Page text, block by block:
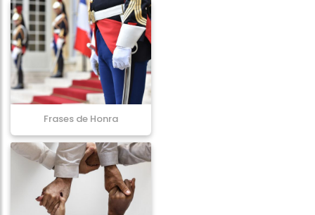
Frases de Honra